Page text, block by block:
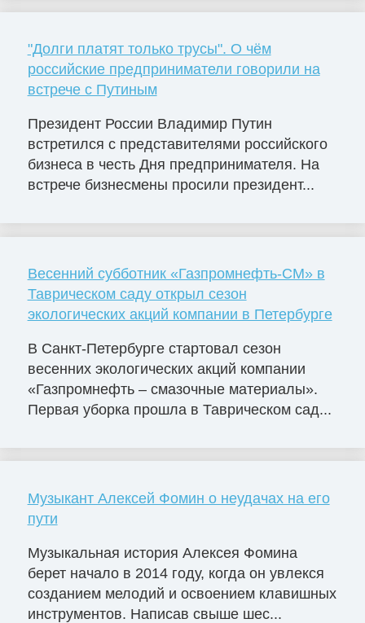
"Долги платят только трусы". О чём
российские предприниматели говорили на
встрече с Путиным
Президент России Владимир Путин
встретился с представителями российского
бизнеса в честь Дня предпринимателя. На
встрече бизнесмены просили президент...
Весенний субботник «Газпромнефть-СМ» в
Таврическом саду открыл сезон
экологических акций компании в Петербурге
В Санкт-Петербурге стартовал сезон
весенних экологических акций компании
«Газпромнефть – смазочные материалы».
Первая уборка прошла в Таврическом сад...
Музыкант Алексей Фомин о неудачах на его
пути
Музыкальная история Алексея Фомина
берет начало в 2014 году, когда он увлекся
созданием мелодий и освоением клавишных
инструментов. Написав свыше шес...